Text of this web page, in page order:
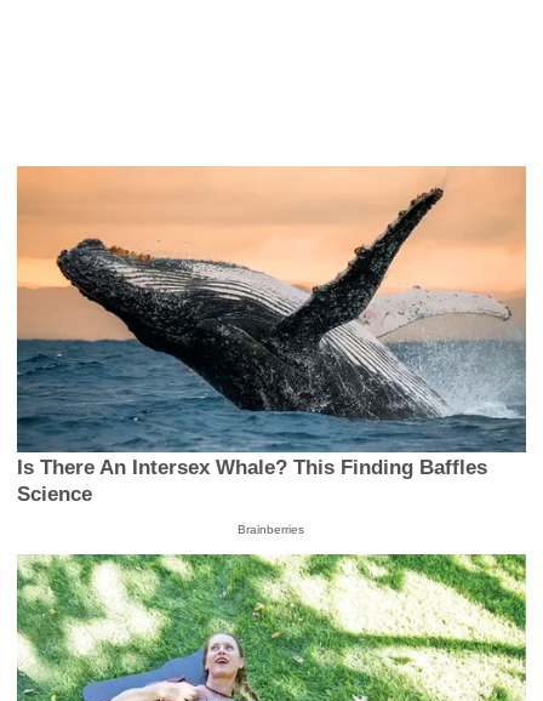
Is There An Intersex Whale? This Finding Baffles
Science
Brainberries